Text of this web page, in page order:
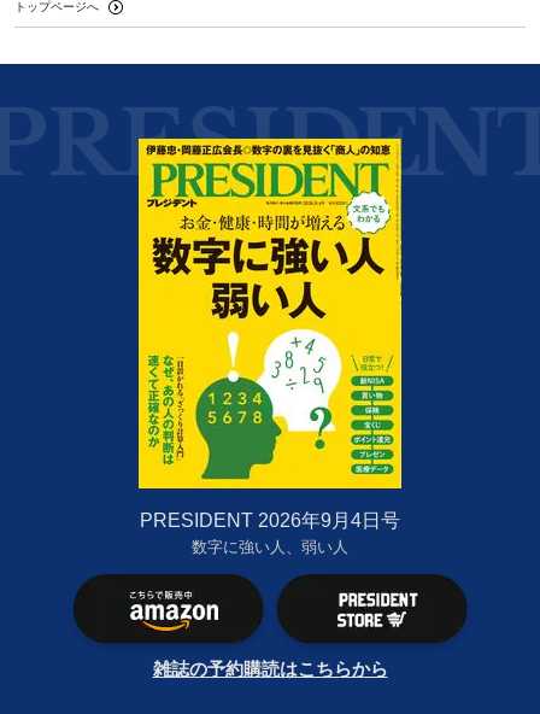
トップページへ
PRESIDENT 2026年9月4日号
数字に強い人、弱い人
雑誌の予約購読はこちらから